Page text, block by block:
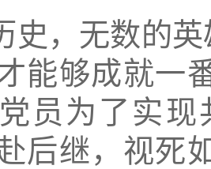
史，无数的
能够成就一
员为了实
后继，视死